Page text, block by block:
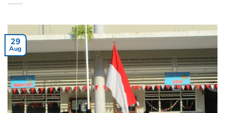
29
Aug